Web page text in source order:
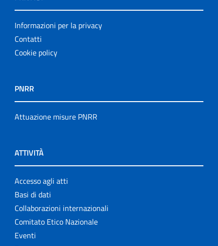
Informazioni per la privacy
Contatti
Cookie policy
PNRR
Attuazione misure PNRR
ATTIVITÀ
Accesso agli atti
Basi di dati
Collaborazioni internazionali
Comitato Etico Nazionale
Eventi